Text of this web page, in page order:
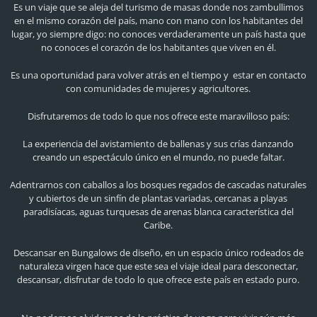
Es un viaje que se aleja del turismo de masas donde nos zambullimos
en el mismo corazón del país, mano con mano con los habitantes del
lugar, yo siempre digo: no conoces verdaderamente un país hasta que
no conoces el corazón de los habitantes que viven en él.
Es una oportunidad para volver atrás en el tiempo y estar en contacto
con comunidades de mujeres y agricultores.
Disfrutaremos de todo lo que nos ofrece este maravilloso país:
La experiencia del avistamiento de ballenas y sus crías danzando
creando un espectáculo único en el mundo, no puede faltar.
Adentrarnos con caballos a los bosques regados de cascadas naturales
y cubiertos de un sinfín de plantas variadas, cercanas a playas
paradisíacas, aguas turquesas de arenas blanca característica del
Caribe.
Descansar en Bungalows de diseño, en un espacio único rodeados de
naturaleza virgen hace que este sea el viaje ideal para desconectar,
descansar, disfrutar de todo lo que ofrece este país en estado puro.